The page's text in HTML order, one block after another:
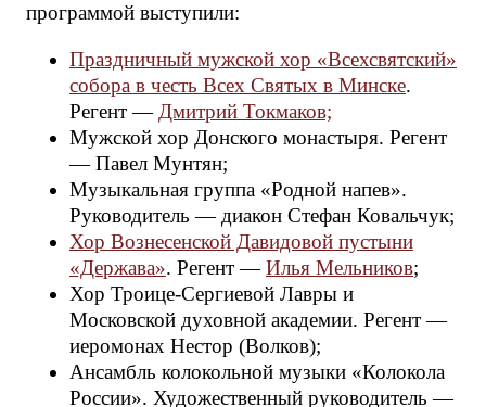
программой выступили:
Праздничный мужской хор «Всехсвятский»
собора в честь Всех Святых в Минске.
Регент —Дмитрий Токмаков;
Мужской хор Донского монастыря. Регент
— Павел Мунтян;
Музыкальная группа «Родной напев».
Руководитель — диакон Стефан Ковальчук;
Хор Вознесенской Давидовой пустыни
«Держава». Регент —Илья Мельников;
Хор Троице-Сергиевой Лавры и
Московской духовной академии. Регент —
иеромонах Нестор (Волков);
Ансамбль колокольной музыки «Колокола
России». Художественный руководитель —